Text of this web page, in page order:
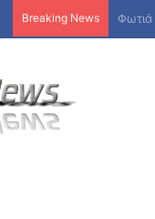
Breaking News